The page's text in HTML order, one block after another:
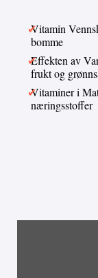
Vitamin
bomme
Effekten av
frukt og
Vitaminer i
næringsstoffer